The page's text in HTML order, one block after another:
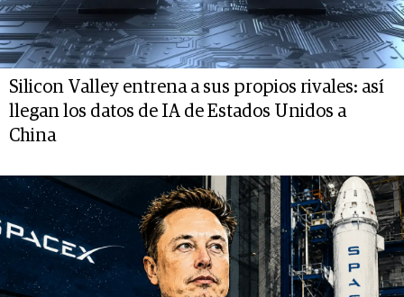
Silicon Valley entrena a sus propios rivales: así
llegan los datos de IA de Estados Unidos a
China